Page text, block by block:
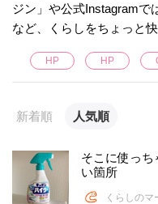
ジン」や公式Instagramで
など、くらしをちょっと
HP HP
新着順 人気順
そこに使っ
い箇所
くらしのマ